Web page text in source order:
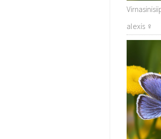
alexis ♀